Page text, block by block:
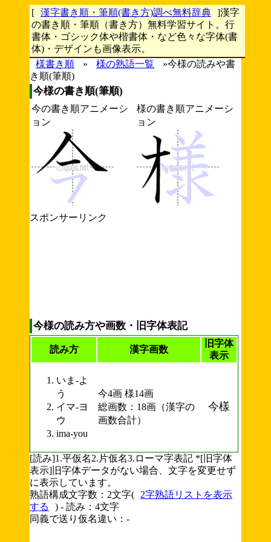
[ 漢字書き順・筆順(書き方)調べ無料辞典 ]漢字
の書き順・筆順（書き方）無料学習サイト。行
書体・ゴシック体や楷書体・など色々な字体(書
体)・デザインも画像表示。
様書き順
» 様の熟語一覧
»今様の読みや書
き順(筆順)
今様の書き順(筆順)
今の書き順アニメーシ
ョン
様の書き順アニメーシ
ョン
スポンサーリンク
今様の読み方や画数・旧字体表記
読み方 漢字画数
旧字体
表示
いま-よ
う
イマ-ヨ
ウ
ima-you
今4画 様14画
総画数：18画（漢字の
画数合計）
今樣
[読み]1.平仮名2.片仮名3.ローマ字表記 *[旧字体
表示]旧字体データがない場合、文字を変更せず
に表示しています。
熟語構成文字数：2文字(
2字熟語リストを表示
する
) - 読み：4文字
同義で送り仮名違い：-